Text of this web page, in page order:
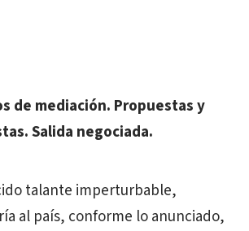
de mediación. Propuestas y
Salida negociada.
talante imperturbable,
al país, conforme lo anunciado,